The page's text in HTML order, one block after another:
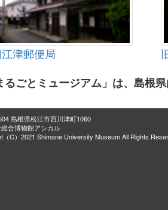
津郵便局
るごとミュージアム」は、島根
島根県松江市西川津町1060
合博物館アシカル
（C）2021 Shimane University Museum All Rights